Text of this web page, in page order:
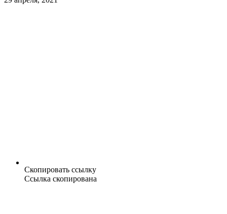
Скопировать ссылку
Ссылка скопирована